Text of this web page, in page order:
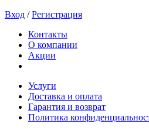
Вход /Регистрация
Контакты
О компании
Акции
Услуги
Доставка и оплата
Гарантия и возврат
Политика